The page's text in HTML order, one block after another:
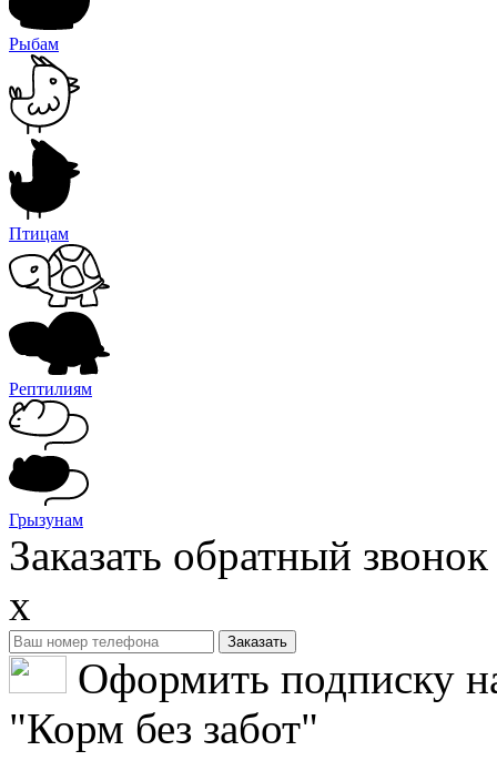
Рыбам
Птицам
Рептилиям
Грызунам
Заказать обратный звонок
x
Оформить подписку
"Корм без забот"